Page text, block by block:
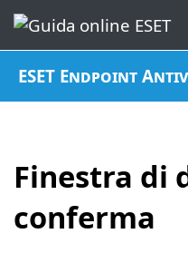
ESET Endpoint
Finestra di
conferma